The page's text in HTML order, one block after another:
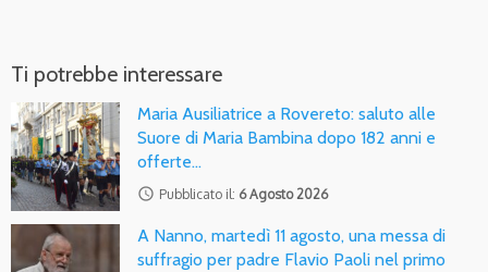
Ti potrebbe interessare
Maria Ausiliatrice a Rovereto: saluto alle
Suore di Maria Bambina dopo 182 anni e
offerte…
access_time Pubblicato il: 6 Agosto 2026
A Nanno, martedì 11 agosto, una messa di
suffragio per padre Flavio Paoli nel primo